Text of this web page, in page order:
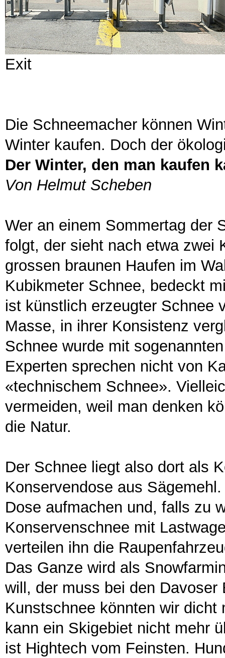
Exit
Die Schneemacher können
Winter kaufen. Doch der
Der Winter, den man kaufen
Von Helmut Scheben
Wer an einem Sommertag der
folgt, der sieht nach etwa zwei
grossen braunen Haufen im
Kubikmeter Schnee, bedeckt
ist künstlich erzeugter Schnee
Masse, in ihrer Konsistenz
Schnee wurde mit
Experten sprechen nicht von
«technischem Schnee».
vermeiden, weil man denken
die Natur.
Der Schnee liegt also dort als
Konservendose aus
Dose aufmachen und, falls zu
Konservenschnee mit
verteilen ihn die
Das Ganze wird als
will, der muss bei den Davoser
Kunstschnee könnten wir
kann ein Skigebiet nicht mehr
ist Hightech vom Feinsten.